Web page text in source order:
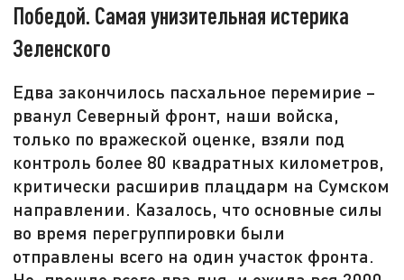
Победой. Самая унизительная истерика
Зеленского
Едва закончилось пасхальное перемирие –
рванул Северный фронт, наши войска,
только по вражеской оценке, взяли под
контроль более 80 квадратных километров,
критически расширив плацдарм на Сумском
направлении. Казалось, что основные силы
во время перегруппировки были
отправлены всего на один участок фронта.